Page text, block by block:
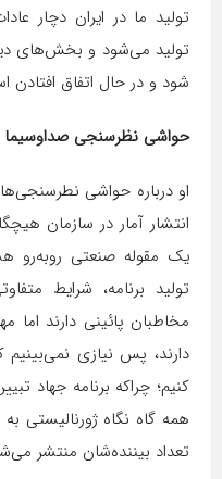
تولید ما در ایران دچار
تولید می‌شود و بخش‌های
شود و در حال اتفاق افتادن
حواشی نظرسنجی صداوسیما
او درباره حواشی
انتشار آمار در سازمان
یک مقوله صنعتی روبه‌رو
تولید برنامه، شرایط
مخاطبان پائینی دارند
دارند، پس نیازی نمی‌بینیم
کنیم؛ چراکه برنامه جهاد
همه گاه نگاه ژورنالیستی
تعداد بیننده‌شان منتشر